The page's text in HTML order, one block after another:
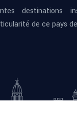
destinations
de ce pays